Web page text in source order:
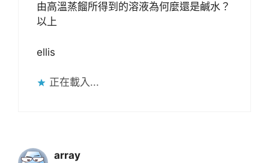
由高溫蒸餾所得到的溶液為何麼還是鹹水？
以上
ellis
正在載入...
array